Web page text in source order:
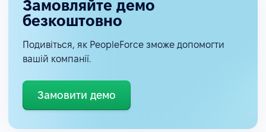
Замовляйте демо
безкоштовно
Подивіться, як PeopleForce зможе допомогти
вашій компанії.
Замовити демо